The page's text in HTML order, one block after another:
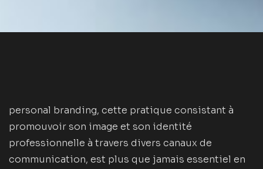
personal branding, cette pratique consistant à
promouvoir son image et son identité
professionnelle à travers divers canaux de
communication, est plus que jamais essentiel en